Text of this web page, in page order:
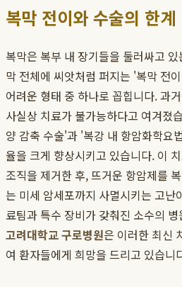
복막 전이와 수술의 한계
복막은 복부 내 장기들을 둘러싸고
막 전체에 씨앗처럼 퍼지는 '복막 전
어려운 형태 중 하나로 꼽힙니다. 과
사실상 치료가 불가능하다고 여겨졌
양 감축 수술'과 '복강 내 항암화학요
율을 크게 향상시키고 있습니다. 이
조직을 제거한 후, 뜨거운 항암제를
는 미세 암세포까지 사멸시키는 고난
료팀과 특수 장비가 갖춰진 소수의
고려대학교 구로병원은 이러한 최신
여 환자들에게 희망을 드리고 있습니